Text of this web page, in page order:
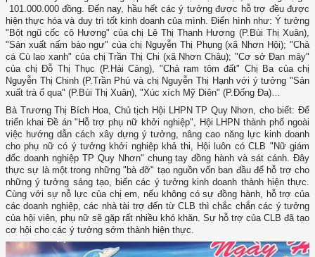
101.000.000 đồng. Đến nay, hầu hết các ý tưởng được hỗ trợ đều được
hiện thực hóa và duy trì tốt kinh doanh của mình. Điển hình như: Ý tưởng
"Bột ngũ cốc cô Hương" của chị Lê Thị Thanh Hương (P.Bùi Thị Xuân),
"Sản xuất nấm bào ngư" của chị Nguyễn Thị Phụng (xã Nhơn Hội); "Chả
cá Cù lao xanh" của chị Trần Thị Chi (xã Nhơn Châu); "Cơ sở Đan mây"
của chị Đỗ Thị Thục (P.Hải Cảng), "Chả ram tôm đất" Chị Ba của chị
Nguyễn Thị Chinh (P.Trần Phú và chị Nguyễn Thị Hạnh với ý tưởng "Sản
xuất trà ổ qua" (P.Bùi Thị Xuân), "Xúc xích Mỹ Diên" (P.Đống Đa)…
Bà Trương Thị Bích Hoa, Chủ tịch Hội LHPN TP Quy Nhơn, cho biết: Để
triển khai Đề án "Hỗ trợ phụ nữ khởi nghiệp", Hội LHPN thành phố ngoài
việc hướng dẫn cách xây dựng ý tưởng, nâng cao năng lực kinh doanh
cho phụ nữ có ý tưởng khởi nghiệp khả thi, Hội luôn có CLB "Nữ giám
đốc doanh nghiệp TP Quy Nhơn" chung tay đồng hành và sát cánh. Đây
thực sự là một trong những "bà đỡ" tạo nguồn vốn ban đầu để hỗ trợ cho
những ý tưởng sáng tạo, biến các ý tưởng kinh doanh thành hiện thực.
Cùng với sự nỗ lực của chị em, nếu không có sự đồng hành, hỗ trợ của
các doanh nghiệp, các nhà tài trợ đến từ CLB thì chắc chắn các ý tưởng
của hội viên, phụ nữ sẽ gặp rất nhiều khó khăn. Sự hỗ trợ của CLB đã tạo
cơ hội cho các ý tưởng sớm thành hiện thực.